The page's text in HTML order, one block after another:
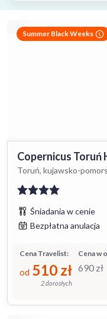
Summer Black Weeks
Copernicus Toruń
Toruń, kujawsko-
Śniadania w cenie
Bezpłatna anulacja
Cena w
690 zł
Cena Travelist:
od 510 zł
2 dorosłych